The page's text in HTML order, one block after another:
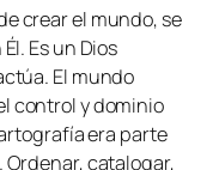
crear el mundo, se
Es un Dios
El mundo
control y dominio
era parte
catalogar,